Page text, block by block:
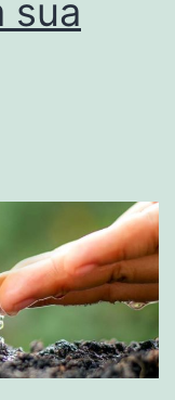
sua